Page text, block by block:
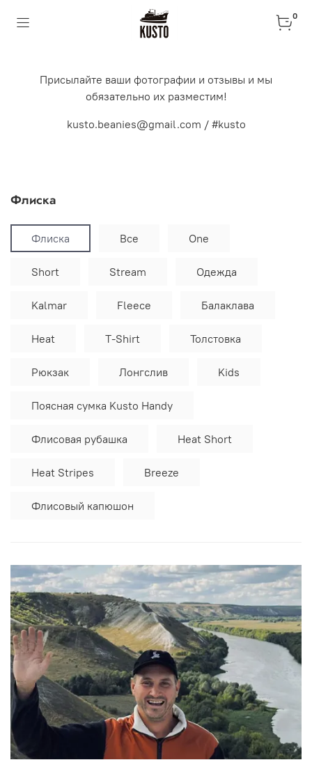
0
Присылайте ваши фотографии и отзывы и мы
обязательно их разместим!
kusto.beanies@gmail.com / #kusto
Флиска
Флиска Все One
Short Stream Одежда
Kalmar Fleece Балаклава
Heat T-Shirt Толстовка
Рюкзак Лонгслив Kids
Поясная сумка Kusto Handy
Флисовая рубашка Heat Short
Heat Stripes Breeze
Флисовый капюшон